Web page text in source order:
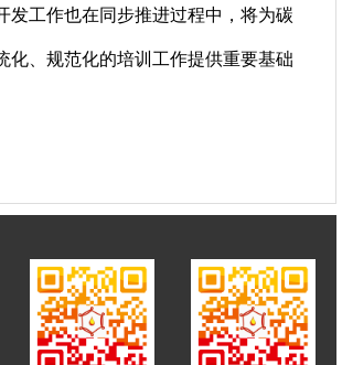
发工作也在同步推进过程中，将为碳
化、规范化的培训工作提供重要基础